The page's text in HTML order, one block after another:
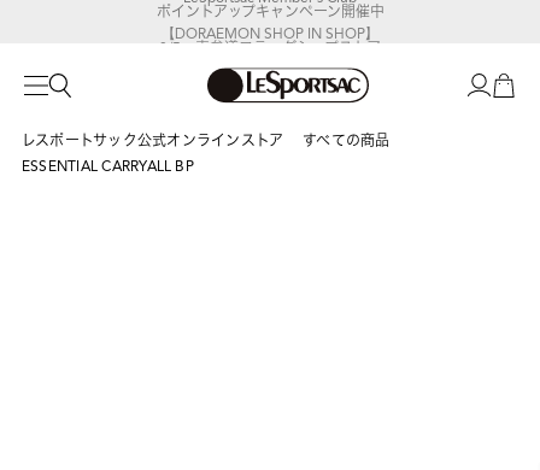
【DORAEMON SHOP IN SHOP】
8/5～表参道フラッグシップストア
レスポートサック公式オンラインストア
すべての商品
ESSENTIAL CARRYALL BP